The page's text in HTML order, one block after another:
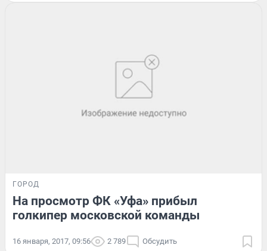
ГОРОД
На просмотр ФК «Уфа» прибыл
голкипер московской команды
16 января, 2017, 09:56 2 789 Обсудить